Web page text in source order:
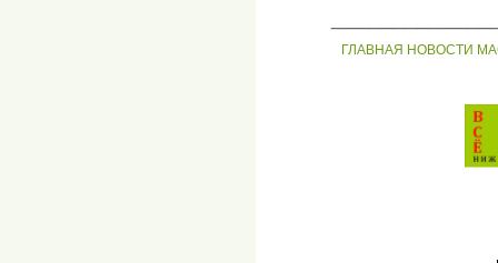
ГЛАВНАЯ НОВОСТИ